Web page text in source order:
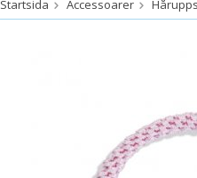
Startsida Accessoarer